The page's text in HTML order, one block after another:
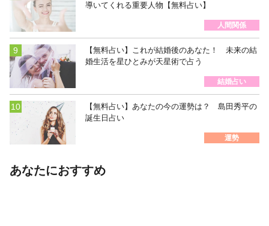
導いてくれる重要人物【無料占い】
人間関係
【無料占い】これが結婚後のあなた！ 未来の結
婚生活を星ひとみが天星術で占う
結婚占い
【無料占い】あなたの今の運勢は？ 島田秀平の
誕生日占い
運勢
あなたにおすすめ